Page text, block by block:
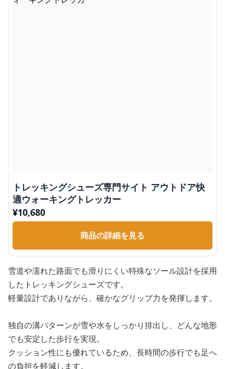
トレッキングシューズ専門サイト アウトドア快
適ウォーキングトレッカー
¥10,680
商品の詳細を見る
雪道や濡れた路面でも滑りにくい特殊なソール設計を採用
したトレッキングシューズです。
軽量設計でありながら、確かなグリップ力を発揮します。
独自の溝パターンが雪や水をしっかり排出し、どんな地形
でも安定した歩行を実現。
クッション性にも優れているため、長時間の歩行でも足へ
の負担を軽減します。